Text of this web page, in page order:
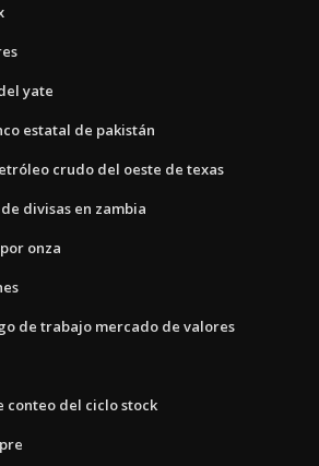
yate
estatal de pakistán
crudo del oeste de texas
divisas en zambia
onza
de trabajo mercado de valores
conteo del ciclo stock